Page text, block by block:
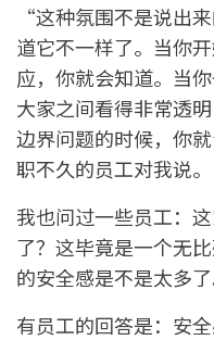
“这种氛围不是说出
道它不一样了。当你
应，你就会知道。当
大家之间看得非常透
边界问题的时候，你
职不久的员工对我说。
我也问过一些员工：
了？这毕竟是一个无
的安全感是不是太多了
有员工的回答是：安